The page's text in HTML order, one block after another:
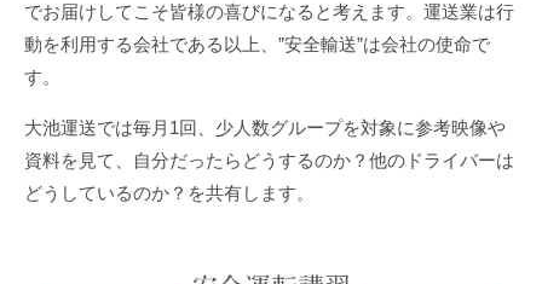
でお届けしてこそ皆様の喜びになると考えます。運送業は行
動を利用する会社である以上、”安全輸送”は会社の使命で
す。
大池運送では毎月1回、少人数グループを対象に参考映像や
資料を見て、自分だったらどうするのか？他のドライバーは
どうしているのか？を共有します。